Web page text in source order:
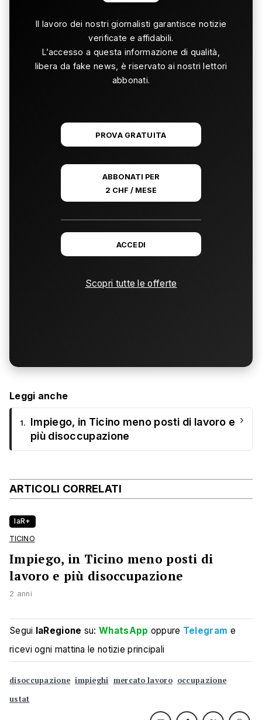
Il lavoro dei nostri giornalisti garantisce notizie
verificate e affidabili.
L’accesso a questa informazione di qualità,
libera da fake news, è riservato ai nostri lettori
abbonati.
PROVA GRATUITA
ABBONATI PER
2 CHF / MESE
ACCEDI
Scopri tutte le offerte
Leggi anche
1.
Impiego, in Ticino meno posti di lavoro e
più disoccupazione
›
ARTICOLI CORRELATI
laR+
TICINO
Impiego, in Ticino meno posti di
lavoro e più disoccupazione
2 anni
Segui laRegione su:WhatsApp oppure Telegram e
ricevi ogni mattina le notizie principali
disoccupazione impieghi mercato lavoro occupazione
ustat